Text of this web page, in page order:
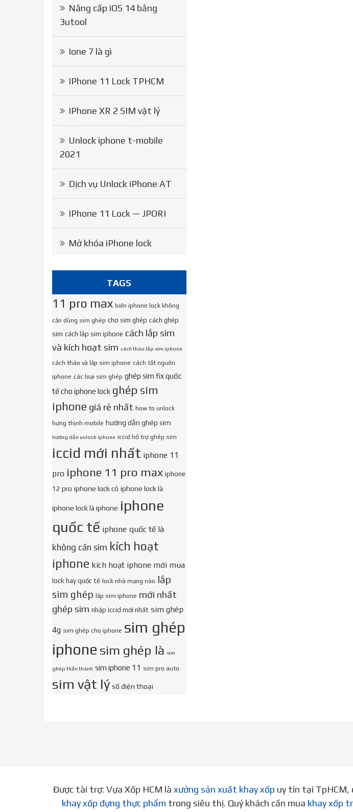
Nâng cấp iOS 14 bằng
3utool
Ione 7 là gì
IPhone 11 Lock TPHCM
IPhone XR 2 SIM vật lý
Unlock iphone t-mobile
2021
Dịch vụ Unlock iPhone AT
IPhone 11 Lock — JPORI
Mở khóa iPhone lock
TAGS
11 pro max biến iphone lock không
cần dùng sim ghép cho sim ghép cách ghép
sim cách lắp sim iphone cách lắp sim
và kích hoạt sim cách tháo lắp sim iphone
cách tháo và lắp sim iphone cách tắt nguồn
iphone các loại sim ghép ghép sim fix quốc
tế cho iphone lock ghép sim
iphone giá rẻ nhất how to unlock
hưng thịnh mobile hướng dẫn ghép sim
hướng dẫn unlock iphone iccid hổ trợ ghép sim
iccid mới nhất iphone 11
pro iphone 11 pro max iphone
12 pro iphone lock có iphone lock là
iphone lock là iphone iphone
quốc tế iphone quốc tế là
không cần sim kích hoạt
iphone kích hoạt iphone mới mua
lock hay quốc tế lock nhà mạng nào lắp
sim ghép lắp sim iphone mới nhất
ghép sim nhập iccid mới nhất sim ghép
4g sim ghép cho iphone sim ghép
iphone sim ghép là sim
ghép thần thánh sim iphone 11 sim pro auto
sim vật lý số điện thoại
Được tài trợ: Vựa Xốp HCM là xưởng sản xuất khay xốp uy tín tại TpHCM,
khay xốp đựng thực phẩm trong siêu thị. Quý khách cần mua khay xốp